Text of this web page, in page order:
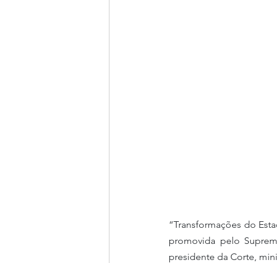
“Transformações do
promovida pelo
presidente da Corte,